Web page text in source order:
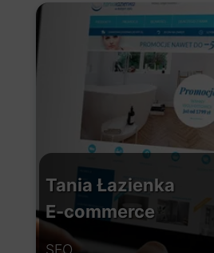
Tania Łazienka
E-commerce
SEO